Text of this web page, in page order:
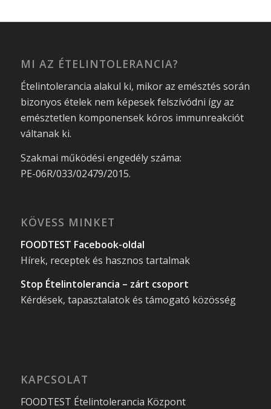
MI AZ ÉTELINTOLERANCIA?
Ételintolerancia alakul ki, mikor az emésztés során
bizonyos ételek nem képesek felszívódni így az
emésztetlen komponensek kóros immunreakciót
váltanak ki.
Szakmai működési engedély száma:
PE-06R/033/02479/2015.
KÖVESS MINKET
FOODTEST Facebook-oldal
Hírek, receptek és hasznos tartalmak
Stop Ételintolerancia – zárt csoport
Kérdések, tapasztalatok és támogató közösség
KAPCSOLAT
FOODTEST Ételintolerancia Központ